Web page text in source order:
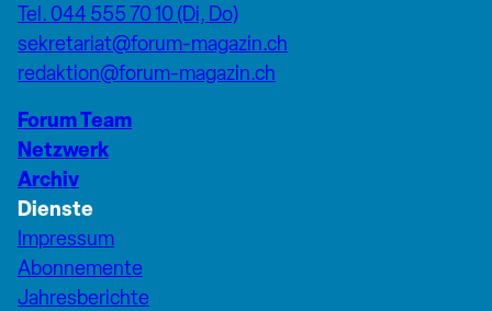
Tel. 044 555 70 10 (Di, Do)
sekretariat@forum-magazin.ch
redaktion@forum-magazin.ch
Forum Team
Netzwerk
Archiv
Dienste
Impressum
Abonnemente
Jahresberichte